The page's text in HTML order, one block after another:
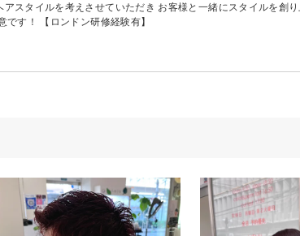
スタイルを考えさせていただき お客様と一緒にスタイルを創
す！ 【ロンドン研修経験有】